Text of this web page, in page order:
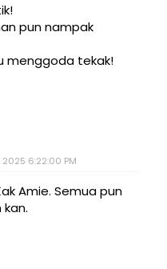
pun nampak
menggoda tekak!
2025 6:22:00 PM
Amie. Semua pun